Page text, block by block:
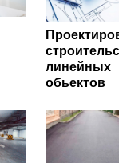
линейных
обьектов